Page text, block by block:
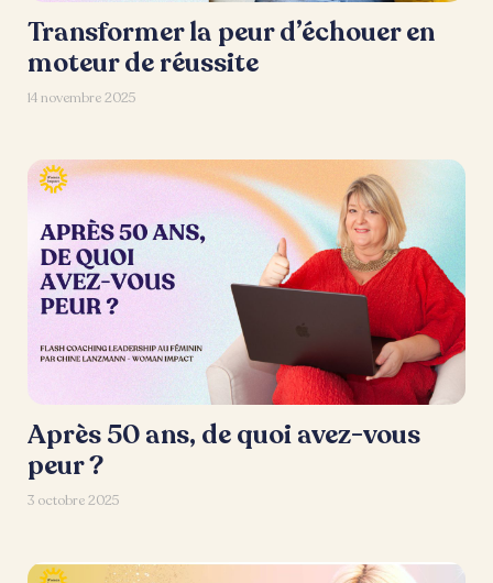
Transformer la peur d’échouer en
moteur de réussite
14 novembre 2025
Après 50 ans, de quoi avez-vous
peur ?
3 octobre 2025